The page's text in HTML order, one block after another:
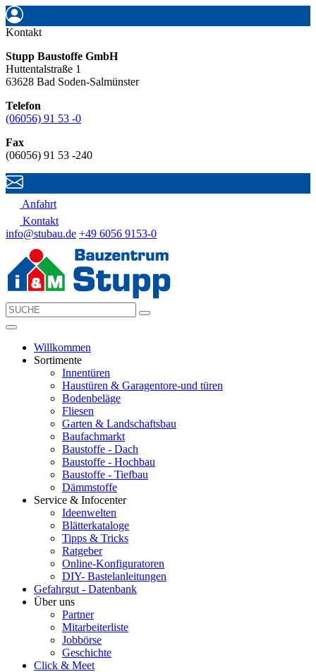
Kontakt
Stupp Baustoffe GmbH
Huttentalstraße 1
63628 Bad Soden-Salmünster
Telefon
(06056) 91 53 -0
Fax
(06056) 91 53 -240
Anfahrt
Kontakt
info@stubau.de +49 6056 9153-0
Willkommen
Sortimente
Innentüren
Haustüren & Garagentore-und türen
Bodenbeläge
Fliesen
Garten & Landschaftsbau
Baufachmarkt
Baustoffe - Dach
Baustoffe - Hochbau
Baustoffe - Tiefbau
Dämmstoffe
Service & Infocenter
Ideenwelten
Blätterkataloge
Tipps & Tricks
Ratgeber
Online-Konfiguratoren
DIY- Bastelanleitungen
Gefahrgut - Datenbank
Über uns
Partner
Mitarbeiterliste
Jobbörse
Geschichte
Click & Meet